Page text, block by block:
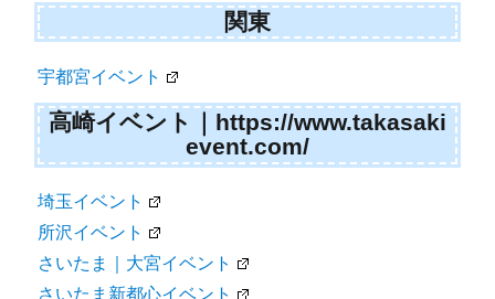
関東
宇都宮イベント
高崎イベント｜https://www.takasaki
event.com/
埼玉イベント
所沢イベント
さいたま｜大宮イベント
さいたま新都心イベント